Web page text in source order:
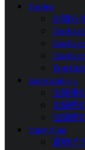
Topics
お知ら
Bar＆Izakaya
池袋東
池袋西
池袋西
Party Plan
貸切プ